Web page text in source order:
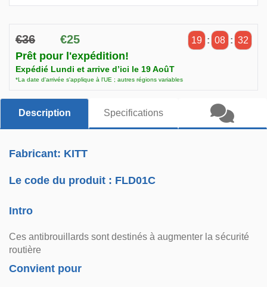
€36 €25 19 : 08 : 31
Prêt pour l'expédition!
Expédié Lundi et arrive d’ici le 19 AoûT
*La date d'arrivée s'applique à l'UE ; autres régions variables
Description Specifications
Fabricant: KITT
Le code du produit : FLD01C
Intro
Ces antibrouillards sont destinés à augmenter la sécurité
routière
Convient pour